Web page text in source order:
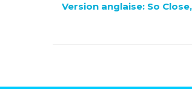
Version anglaise: So